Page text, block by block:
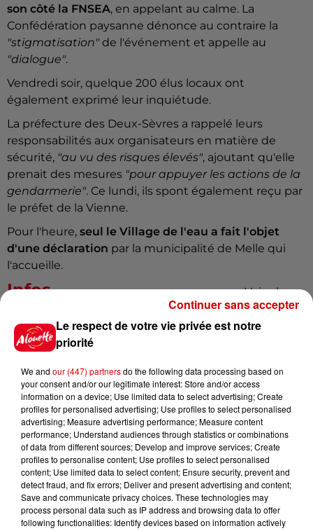
son côté la FNSEA, en appelant au calme. La
Confédération paysanne dénonce au contraire la
"stigmatisation" de l'événement et appelle au
"dialogue".
Vendredi soir, quelque 200 élus locaux ont
également exprimé leur inquiétude.
La préfecture des Deux-Sèvres a rappelé leurs
responsabilités aux organisateurs en matière de
sécurité, "au vu des risques élevés", ajoutant qu'elle
prenait des mesures "pour appuyer les actions de la
gendarmerie". Ce lundi, ils spont également reçu par
le préfet de la Vienne.
Pour l'heure, seul le Village de l'eau a fait l'objet
d'une déclaration par la municipalité de Melle qui
l'accueille.
Infos Voir plus
15h30
14h48
Vendre un chiot en animalerie
peut coûter très cher
14h03
Le respect de votre vie privée est notre
priorité
We and our (447) partnersdo the following data processing based on
your consent and/or our legitimate interest: Store and/or access
information on a device; Use limited data to select advertising; Create
profiles for personalised advertising; Use profiles to select personalised
advertising; Measure advertising performance; Measure content
performance; Understand audiences through statistics or combinations
of data from different sources; Develop and improve services; Create
profiles to personalise content; Use profiles to select personalised
content; Use limited data to select content; Ensure security, prevent and
detect fraud, and fix errors; Deliver and present advertising and content;
Save and communicate privacy choices. These technologies may
process personal data such as IP address and browsing data to offer
following functionalities: Identify devices based on information actively
Continuer sans accepter